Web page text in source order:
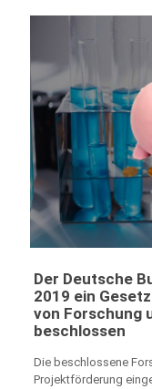
Der Deutsche
2019 ein
von Forschung
beschlossen
Die beschlossene
Projektförderung